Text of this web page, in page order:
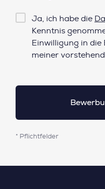
Checkbox
Datenschutz*
Ja, ich habe die
Kenntnis
Einwilligung in die
meiner
* Pflichtfelder